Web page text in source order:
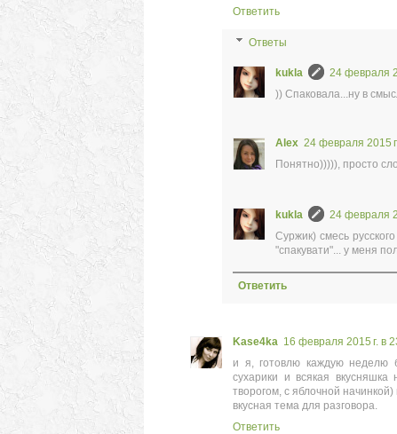
Ответить
Ответы
kukla
24 февраля
)) Спаковала...ну в
Alex 24 февраля 2015
Понятно))))), просто
kukla
24 февраля
Суржик) смесь
"спакувати"... у меня
Ответить
Kase4ka 16 февраля 2015 г. в
и я, готовлю каждую неделю
сухарики и всякая
творогом, с яблочной
вкусная тема для разговора.
Ответить